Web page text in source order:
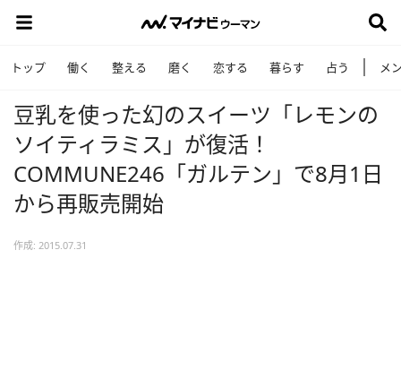
トップ 働く 整える 磨く 恋する 暮らす 占う メ
豆乳を使った幻のスイーツ「レモンの
ソイティラミス」が復活！
COMMUNE246「ガルテン」で8月1日
から再販売開始
作成: 2015.07.31